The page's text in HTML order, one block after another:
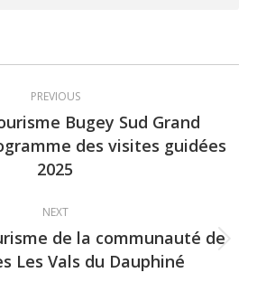
PREVIOUS
Previous
post:
Bugey Sud Grand
des visites guidées
2025
NEXT
Next
post:
de la communauté de
Les Vals du Dauphiné